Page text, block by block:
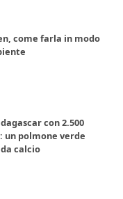
come farla in modo
con 2.500
polmone verde
calcio